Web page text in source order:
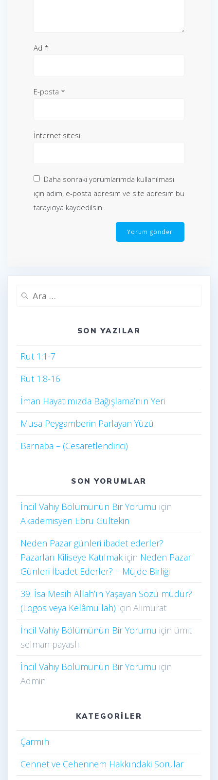
Ad *
E-posta *
İnternet sitesi
Daha sonraki yorumlarımda kullanılması
için adım, e-posta adresim ve site adresim bu
tarayıcıya kaydedilsin.
SON YAZILAR
Rut 1:1-7
Rut 1:8-16
İman Hayatımızda Bağışlama’nın Yeri
Musa Peygamberin Parlayan Yüzü
Barnaba – (Cesaretlendirici)
SON YORUMLAR
İncil Vahiy Bölümünün Bir Yorumu için
Akademisyen Ebru Gültekin
Neden Pazar günleri ibadet ederler?
Pazarları Kiliseye Katılmak için Neden Pazar
Günleri İbadet Ederler? – Müjde Birliği
39. İsa Mesih Allah’ın Yaşayan Sözü müdür?
(Logos veya Kelâmullah) için Alimurat
İncil Vahiy Bölümünün Bir Yorumu için ümit
selman payaslı
İncil Vahiy Bölümünün Bir Yorumu için
Admin
KATEGORILER
Çarmıh​
Cennet ve Cehennem Hakkındaki Sorular